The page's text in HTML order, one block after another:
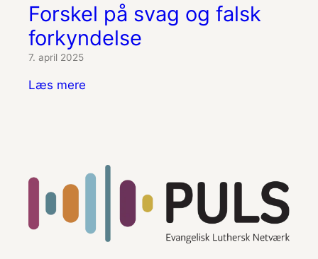
Forskel på svag og falsk
forkyndelse
7. april 2025
Læs mere